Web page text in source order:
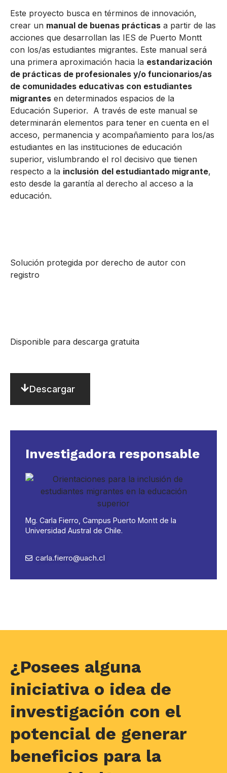
Este proyecto busca en términos de innovación,
crear un manual de buenas prácticas a partir de las
acciones que desarrollan las IES de Puerto Montt
con los/as estudiantes migrantes. Este manual será
una primera aproximación hacia la estandarización
de prácticas de profesionales y/o funcionarios/as
de comunidades educativas con estudiantes
migrantes en determinados espacios de la
Educación Superior. A través de este manual se
determinarán elementos para tener en cuenta en el
acceso, permanencia y acompañamiento para los/as
estudiantes en las instituciones de educación
superior, vislumbrando el rol decisivo que tienen
respecto a la inclusión del estudiantado migrante,
esto desde la garantía al derecho al acceso a la
educación.
Solución protegida por derecho de autor con
registro
Disponible para descarga gratuita
Descargar
Investigadora responsable
Mg. Carla Fierro, Campus Puerto Montt de la
Universidad Austral de Chile.
carla.fierro@uach.cl
¿Posees alguna
iniciativa o idea de
investigación con el
potencial de generar
beneficios para la